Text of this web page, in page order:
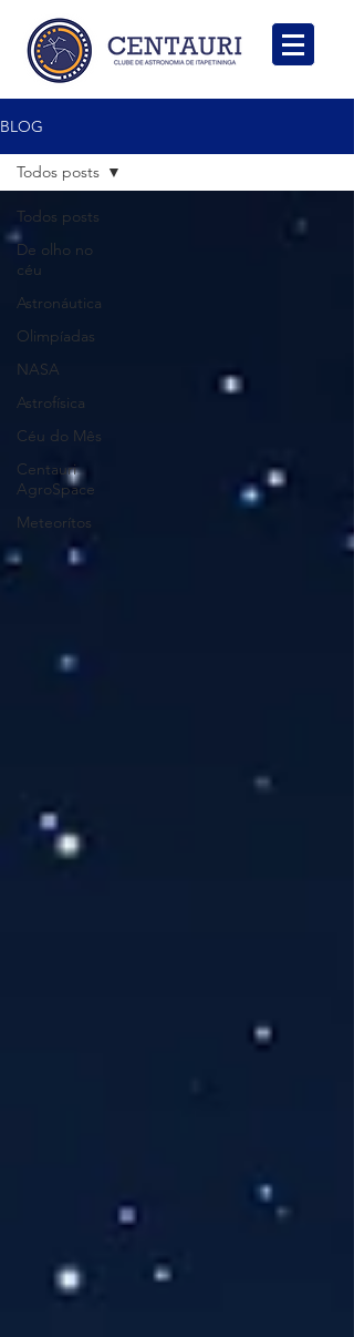
BLOG
Todos posts
De olho no
céu
Astronáutica
Olimpíadas
NASA
Astrofísica
Céu do Mês
Centauri
AgroSpace
Meteorítos
Todos posts